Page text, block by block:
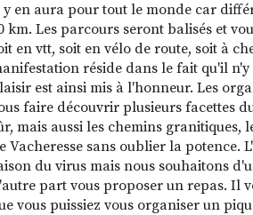
en aura pour tout le monde car
km. Les parcours seront balisés et
en vtt, soit en vélo de route, soit à
réside dans le fait qu'il
est ainsi mis à l'honneur. Les
faire découvrir plusieurs facettes
mais aussi les chemins granitiques,
Vacheresse sans oublier la potence.
du virus mais nous souhaitons
part vous proposer un repas. Il
vous puissiez vous organiser un